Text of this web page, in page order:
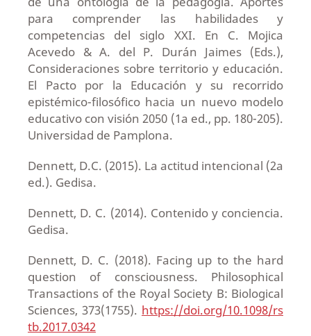
para comprender las habilidades y
competencias del siglo XXI. En C. Mojica
Acevedo & A. del P. Durán Jaimes (Eds.),
Consideraciones sobre territorio y educación.
El Pacto por la Educación y su recorrido
epistémico-filosófico hacia un nuevo modelo
educativo con visión 2050 (1a ed., pp. 180-205).
Universidad de Pamplona.
Dennett, D.C. (2015). La actitud intencional (2a
ed.). Gedisa.
Dennett, D. C. (2014). Contenido y conciencia.
Gedisa.
Dennett, D. C. (2018). Facing up to the hard
question of consciousness. Philosophical
Transactions of the Royal Society B: Biological
Sciences, 373(1755). https://doi.org/10.1098/rs
tb.2017.0342